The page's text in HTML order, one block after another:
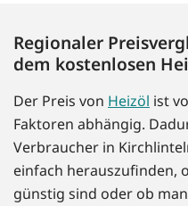
Regionaler
dem kostenlosen
Der Preis von Heizöl ist
Faktoren abhängig.
Verbraucher in
einfach herauszufinden,
günstig sind oder ob